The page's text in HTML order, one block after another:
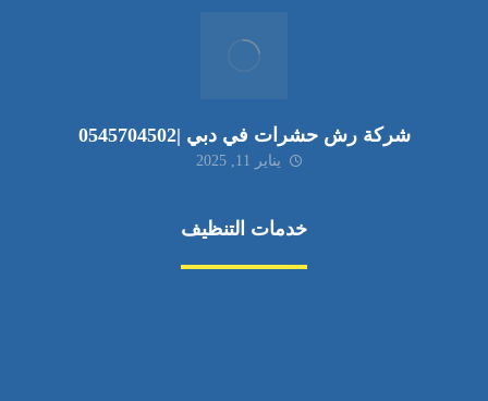
شركة رش حشرات في دبي |0545704502
يناير 11, 2025
خدمات التنظيف